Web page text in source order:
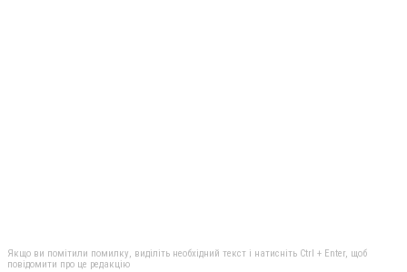
Якщо ви помітили помилку, виділіть необхідний текст і натисніть Ctrl + Enter, щоб
повідомити про це редакцію